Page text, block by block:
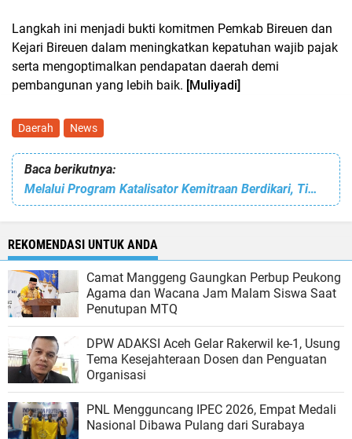
Langkah ini menjadi bukti komitmen Pemkab Bireuen dan
Kejari Bireuen dalam meningkatkan kepatuhan wajib pajak
serta mengoptimalkan pendapatan daerah demi
pembangunan yang lebih baik. [Muliyadi]
Daerah News
Baca berikutnya:
Melalui Program Katalisator Kemitraan Berdikari, Tim Dosen PNL Lakukan Inovasi Pemanfaatan Fly Ash untuk Meningkatkan Produksi UMKM Lokal
REKOMENDASI UNTUK ANDA
Camat Manggeng Gaungkan Perbup Peukong
Agama dan Wacana Jam Malam Siswa Saat
Penutupan MTQ
DPW ADAKSI Aceh Gelar Rakerwil ke-1, Usung
Tema Kesejahteraan Dosen dan Penguatan
Organisasi
PNL Mengguncang IPEC 2026, Empat Medali
Nasional Dibawa Pulang dari Surabaya